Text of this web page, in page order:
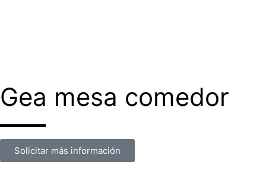
Gea mesa comedor
Solicitar más información